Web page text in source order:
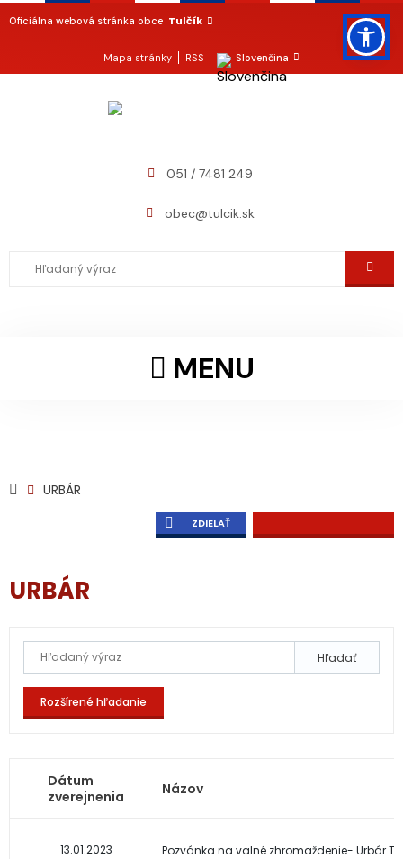
Oficiálna webová stránka obce Tulčík
Mapa stránky RSS Slovenčina
051 / 7481 249
obec@tulcik.sk
MENU
URBÁR
ZDIELAŤ
URBÁR
Hľadať
Rozšírené hľadanie
Dátum
zverejnenia
Názov
13.01.2023 Pozvánka na valné zhromaždenie- Urbár